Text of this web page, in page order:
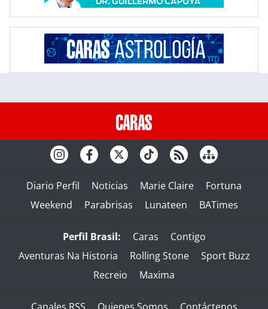
Diario Perfil Noticias Marie Claire
Fortuna
Weekend
Parabrisas Lunateen BATimes
Perfil Brasil: Caras
Contigo
Aventuras Na Historia
Rolling Stone
Sport Buzz
Recreio
Maxima